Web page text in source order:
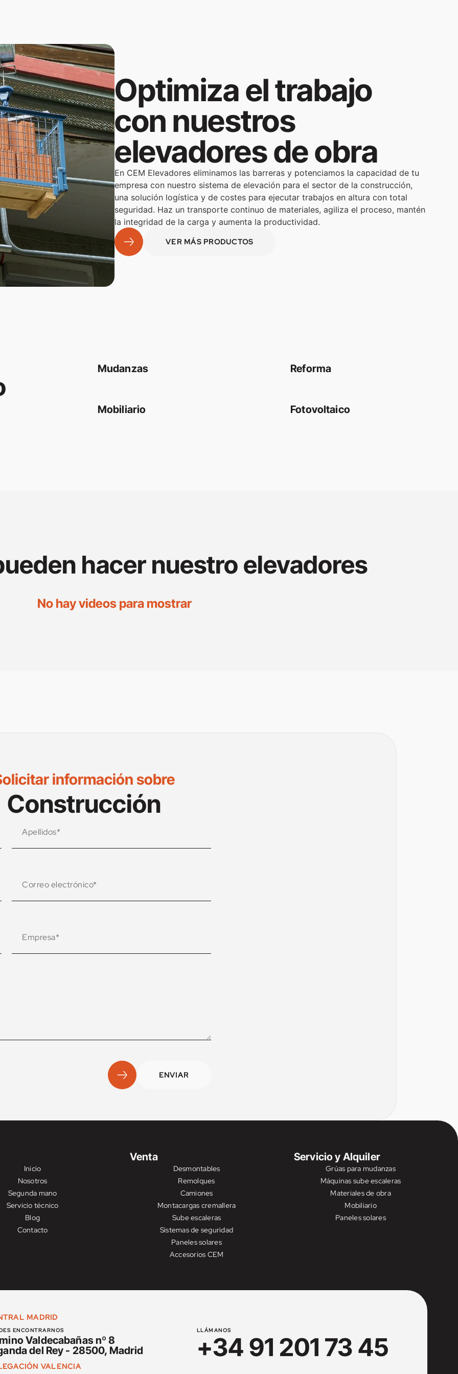
Optimiza el trabajo
con nuestros
elevadores de obra
En CEM Elevadores eliminamos las barreras y potenciamos la capacidad de tu
empresa con nuestro sistema de elevación para el sector de la construcción,
una solución logística y de costes para ejecutar trabajos en altura con total
seguridad. Haz un transporte continuo de materiales, agiliza el proceso, mantén
la integridad de la carga y aumenta la productividad.
VER MÁS PRODUCTOS
Mudanzas Reforma
Mobiliario Fotovoltaico
hacer nuestro elevadores
No hay videos para mostrar
información sobre
Construcción
ENVIAR
Inicio
Nosotros
Segunda mano
Servicio técnico
Blog
Contacto
Venta
Desmontables
Remolques
Camiones
Montacargas cremallera
Sube escaleras
Sistemas de seguridad
Paneles solares
Accesorios CEM
Servicio y Alquiler
Grúas para mudanzas
Máquinas sube escaleras
Materiales de obra
Mobiliario
Paneles solares
MADRID
ENCONTRARNOS
Valdecabañas nº 8
del Rey - 28500, Madrid
LLÁMANOS
+34 91 201 73 45
VALENCIA